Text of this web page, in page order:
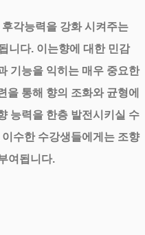
각능력을 강화 시켜주는
니다. 이는향에 대한 민감
기능을 익히는 매우 중요한
을 통해 향의 조화와 균형에
능력을 한층 발전시키실 수
수한 수강생들에게는 조향
여됩니다.